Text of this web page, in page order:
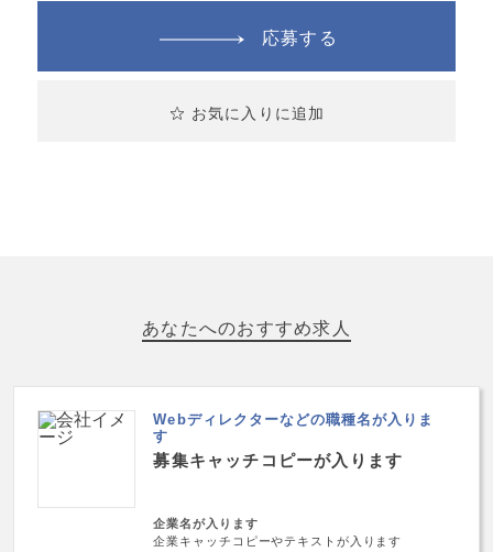
応募する
お気に入りに追加
あなたへのおすすめ求人
Webディレクターなどの職種名が入りま
す
募集キャッチコピーが入ります
企業名が入ります
企業キャッチコピーやテキストが入ります